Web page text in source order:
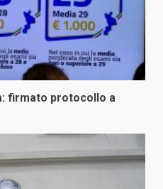
firmato protocollo a